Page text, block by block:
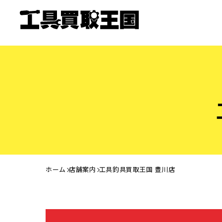
ホーム 店舗案内 工具釣具買取王国 豊川店